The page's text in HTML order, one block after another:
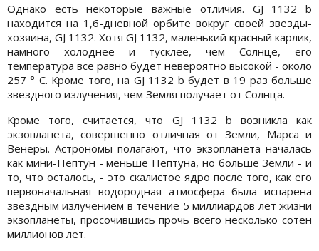
Однако есть некоторые важные отличия. GJ 1132 b
находится на 1,6-дневной орбите вокруг своей звезды-
хозяина, GJ 1132. Хотя GJ 1132, маленький красный карлик,
намного холоднее и тусклее, чем Солнце, его
температура все равно будет невероятно высокой - около
257 ° C. Кроме того, на GJ 1132 b будет в 19 раз больше
звездного излучения, чем Земля получает от Солнца.
Кроме того, считается, что GJ 1132 b возникла как
экзопланета, совершенно отличная от Земли, Марса и
Венеры. Астрономы полагают, что экзопланета началась
как мини-Нептун - меньше Нептуна, но больше Земли - и
то, что осталось, - это скалистое ядро ​​после того, как его
первоначальная водородная атмосфера была испарена
звездным излучением в течение 5 миллиардов лет жизни
экзопланеты, просочившись прочь всего несколько сотен
миллионов лет.